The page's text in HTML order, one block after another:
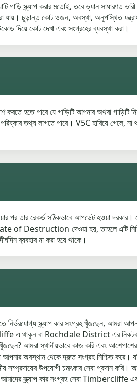
স্ক্র্যাপ করার মতোই, তবে ভ্যান সাধারণত
চূড়ান্ত কোট ওজন, অবস্থা, অনুপস্থিত যন্ত্রাংশ,
কোট দেখা এবং সংগ্রহের ব্যবস্থা করা।
করতে হতে পারে যে গাড়িটি আপনার অথবা
তথ্য লাগতে পারে। V5C হারিয়ে গেলে,
তার রেকর্ড সঠিকভাবে আপডেট হওয়া দরকার।
দেওয়া হয়, তাহলে এটি নিশ্চিত
ব্যবহার না করা হয়ে থাকে।
স্ক্র্যাপ কার সংগ্রহ খুঁজছেন, আমরা
এ থাকুন বা Rochdale District এর
খুঁজছেন? আমরা স্থানীয়ভাবে কাজ করি
আপনার অবস্থান থেকে দ্রুত সংগ্রহ নিশ্চিত
উপযোগী চমৎকার সেবা প্রদান
স্ক্র্যাপ কার সংগ্রহ সেবা Timbercliffe